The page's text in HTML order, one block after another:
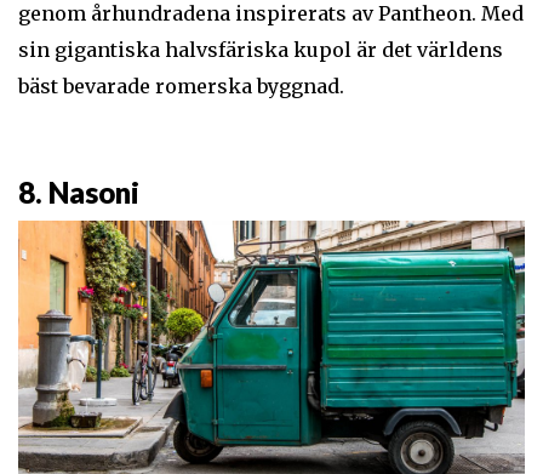
genom århundradena inspirerats av Pantheon. Med
sin gigantiska halvsfäriska kupol är det världens
bäst bevarade romerska byggnad.
8. Nasoni